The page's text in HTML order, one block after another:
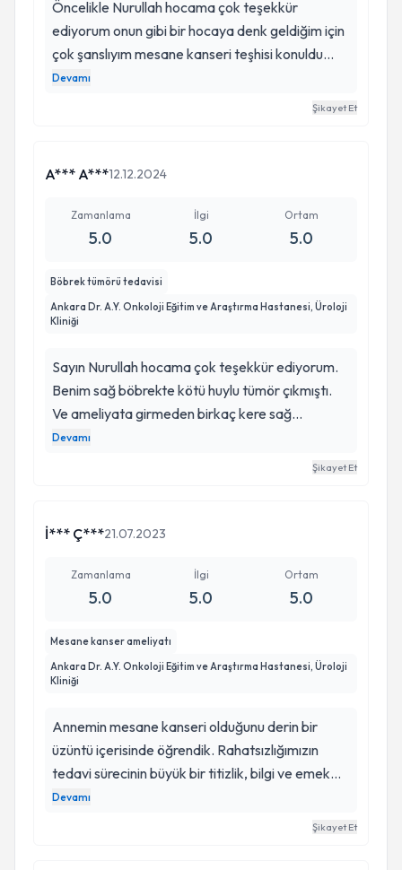
Öncelikle Nurullah hocama çok teşekkür
ediyorum onun gibi bir hocaya denk geldiğim için
çok şanslıyım mesane kanseri teşhisi konuldu
mesanemin alınması gerektiği söylenildi ve 8
ameliyat oldum 15 gün oldu şükür Allaha her
her şeyle dörtdörtlük ilgileniyor kendisine çok
teşekkür ederim Allah ondan razı olsun
Devamı
Şikayet Et
A*** A***12.12.2024
Zamanlama
5.0
İlgi
5.0
Ortam
5.0
Böbrek tümörü tedavisi
Ankara Dr. A.Y. Onkoloji Eğitim ve Araştırma Hastanesi, Üroloji
Kliniği
Sayın Nurullah hocama çok teşekkür ediyorum.
Benim sağ böbrekte kötü huylu tümör çıkmıştı.
Ve ameliyata girmeden birkaç kere sağ
böbreğini alabiliriz ama ben elimden geleni yapıp
böbreğine dokunmamaya çalışacam dedi ve
hastalarına ilgisi çok güzeldi. Kendisi gerçekten
teşekkür ediyorum.
Devamı
Şikayet Et
İ*** Ç***21.07.2023
Zamanlama
5.0
İlgi
5.0
Ortam
5.0
Mesane kanser ameliyatı
Ankara Dr. A.Y. Onkoloji Eğitim ve Araştırma Hastanesi, Üroloji
Kliniği
Annemin mesane kanseri olduğunu derin bir
üzüntü içerisinde öğrendik. Rahatsızlığımızın
tedavi sürecinin büyük bir titizlik, bilgi ve emek
gerektirdiğini biliyor ve endişeleniyorduk. Bu
süreçte Sayın Doktorumuz Doç. Dr. Nurullah
Devamı
Şikayet Et